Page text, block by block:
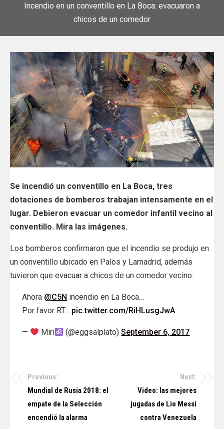
Incendio en un conventillo en La Boca: evacuaron a
chicos de un comedor
Se incendió un conventillo en La Boca, tres
dotaciones de bomberos trabajan intensamente en el
lugar. Debieron evacuar un comedor infantil vecino al
conventillo. Mira las imágenes.
Los bomberos confirmaron que el incendio se produjo en
un conventillo ubicado en Palos y Lamadrid, además
tuvieron que evacuar a chicos de un comedor vecino.
Ahora @C5N incendio en La Boca…
Por favor RT… pic.twitter.com/RiHLusgJwA
— Miri (@eggsalplato)September 6, 2017
Navegación
entradas
Previous:
Mundial de Rusia 2018: el
empate de la Selección
encendió la alarma
Next:
Video: las mejores
jugadas de Lio Messi
contra Venezuela